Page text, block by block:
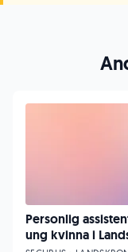
Personlig
ung kvinna i